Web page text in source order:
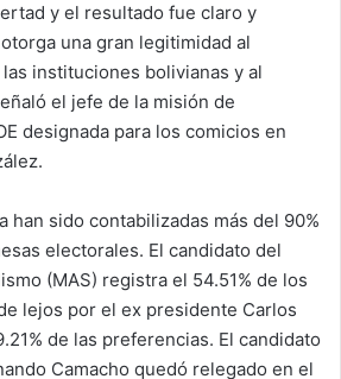
y el resultado fue claro y
una gran legitimidad al
instituciones bolivianas y al
el jefe de la misión de
designada para los comicios en
han sido contabilizadas más del 90%
electorales. El candidato del
(MAS) registra el 54.51% de los
lejos por el ex presidente Carlos
de las preferencias. El candidato
Camacho quedó relegado en el